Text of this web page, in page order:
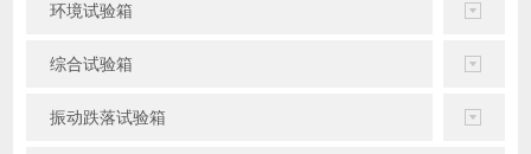
环境试验箱
综合试验箱
振动跌落试验箱